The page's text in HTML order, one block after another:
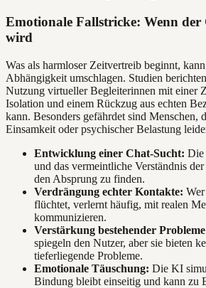
Emotionale Fallstricke: Wenn der
wird
Was als harmloser Zeitvertreib beginnt,
Abhängigkeit umschlagen. Studien
Nutzung virtueller Begleiterinnen mit einer
Isolation und einem Rückzug aus echten
kann. Besonders gefährdet sind Menschen,
Einsamkeit oder psychischer Belastung
Entwicklung einer Chat-Sucht: Die
und das vermeintliche Verständnis
den Absprung zu finden.
Verdrängung echter Kontakte:
flüchtet, verlernt häufig, mit realen
kommunizieren.
Verstärkung bestehender
spiegeln den Nutzer, aber sie bieten
tieferliegende Probleme.
Emotionale Täuschung: Die KI
Bindung bleibt einseitig und kann zu